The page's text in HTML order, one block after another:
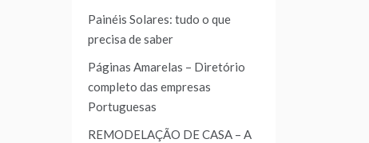
Painéis Solares: tudo o que
precisa de saber
Páginas Amarelas – Diretório
completo das empresas
Portuguesas
REMODELAÇÃO DE CASA – A